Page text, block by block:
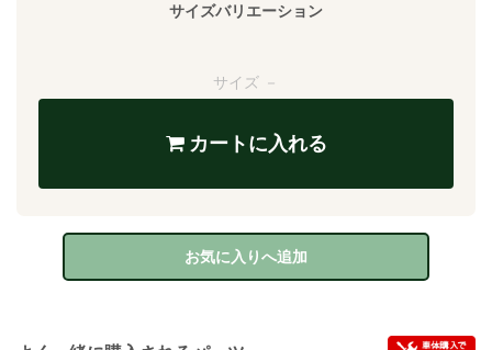
サイズバリエーション
サイズ －
カートに入れる
お気に入りへ追加